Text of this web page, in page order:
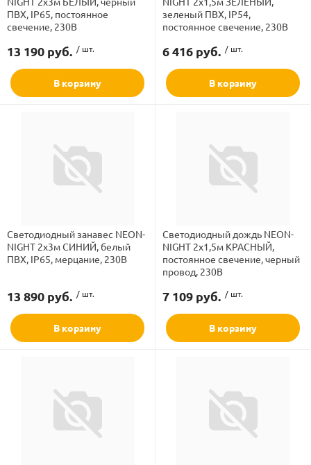
ПВХ, IP65, постоянное
свечение, 230В
13 190 руб. / шт.
В корзину
зеленый ПВХ, IP54,
постоянное свечение, 230В
6 416 руб. / шт.
В корзину
Светодиодный занавес NEON-
NIGHT 2х3м СИНИЙ, белый
ПВХ, IP65, мерцание, 230В
13 890 руб. / шт.
В корзину
Светодиодный дождь NEON-
NIGHT 2х1,5м КРАСНЫЙ,
постоянное свечение, черный
провод, 230В
7 109 руб. / шт.
В корзину